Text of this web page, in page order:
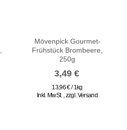
Mövenpick Gourmet-
Frühstück Brombeere,
250g
3,49 €
13,96 € / 1kg
Inkl. MwSt. ,zzgl.Versand